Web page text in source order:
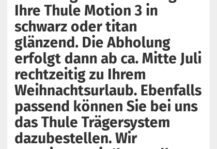
Ihre Thule Motion 3 in
schwarz oder titan
glänzend. Die Abholung
erfolgt dann ab ca. Mitte Juli
rechtzeitig zu Ihrem
Weihnachtsurlaub. Ebenfalls
passend können Sie bei uns
das Thule Trägersystem
dazubestellen. Wir